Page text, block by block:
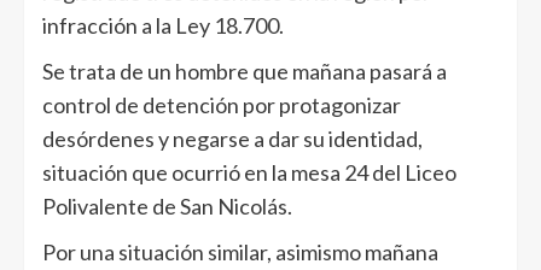
infracción a la Ley 18.700.
Se trata de un hombre que mañana pasará a
control de detención por protagonizar
desórdenes y negarse a dar su identidad,
situación que ocurrió en la mesa 24 del Liceo
Polivalente de San Nicolás.
Por una situación similar, asimismo mañana